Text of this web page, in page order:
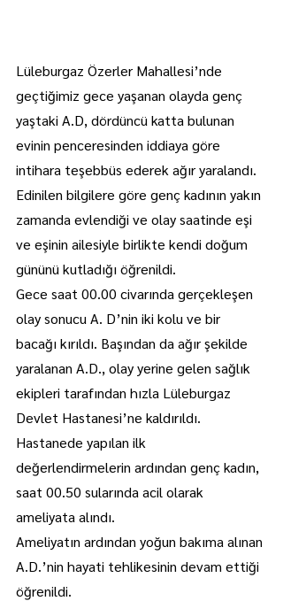
Lüleburgaz Özerler Mahallesi’nde
geçtiğimiz gece yaşanan olayda genç
yaştaki A.D, dördüncü katta bulunan
evinin penceresinden iddiaya göre
intihara teşebbüs ederek ağır yaralandı.
Edinilen bilgilere göre genç kadının yakın
zamanda evlendiği ve olay saatinde eşi
ve eşinin ailesiyle birlikte kendi doğum
gününü kutladığı öğrenildi.
Gece saat 00.00 civarında gerçekleşen
olay sonucu A. D’nin iki kolu ve bir
bacağı kırıldı. Başından da ağır şekilde
yaralanan A.D., olay yerine gelen sağlık
ekipleri tarafından hızla Lüleburgaz
Devlet Hastanesi’ne kaldırıldı.
Hastanede yapılan ilk
değerlendirmelerin ardından genç kadın,
saat 00.50 sularında acil olarak
ameliyata alındı.
Ameliyatın ardından yoğun bakıma alınan
A.D.’nin hayati tehlikesinin devam ettiği
öğrenildi.